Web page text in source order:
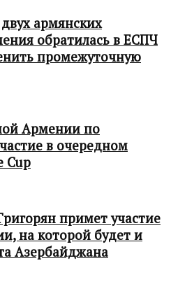
армянских
обратилась в ЕСПЧ
промежуточную
Армении по
в очередном
Cup
примет участие
на которой будет и
Азербайджана